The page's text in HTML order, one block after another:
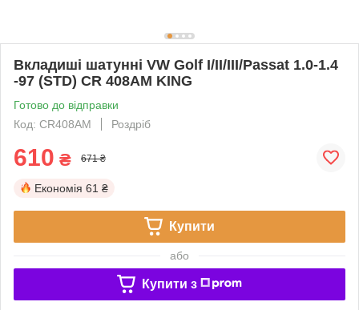
Вкладиші шатунні VW Golf I/II/III/Passat 1.0-1.4
-97 (STD) CR 408AM KING
Готово до відправки
Код: CR408AM
Роздріб
610 ₴ 671 ₴
Економія 61 ₴
Купити
або
Купити з